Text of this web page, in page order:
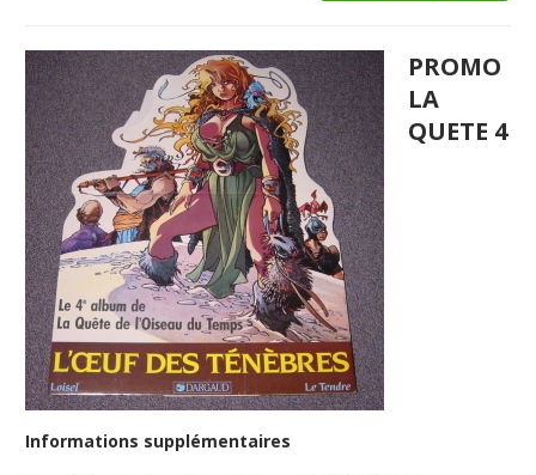
PROMO
LA
QUETE 4
Informations supplémentaires